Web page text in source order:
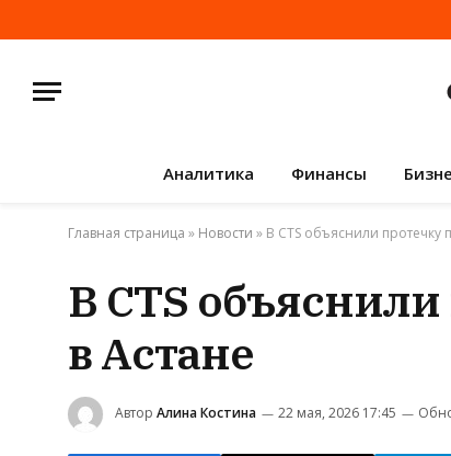
Аналитика Финансы
Главная страница » Новости » В CTS объяснили протечку
В CTS
в Астане
Автор Алина Костина 22 мая, 2026 17:45